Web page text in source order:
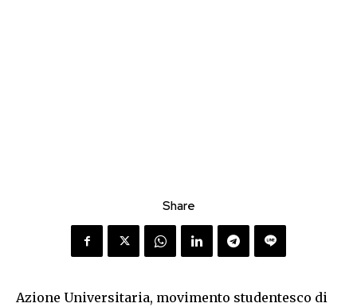
Share
Azione Universitaria, movimento studentesco di